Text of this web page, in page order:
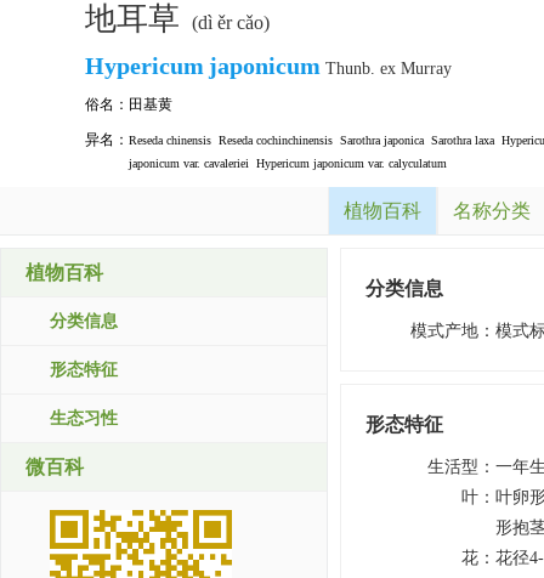
地耳草 (dì ěr cǎo)
Hypericum japonicum Thunb. ex Murray
俗名： 田基黄
异名： Reseda chinensis Reseda cochinchinensis Sarothra japonica Sarothra laxa
japonicum var. cavaleriei
Hypericum japonicum var. calyculatum
植物百科 名称分类
植物百科
分类信息
形态特征
生态习性
微百科
分类信息
模式产地 ： 模式
形态特征
生活型 ： 一年
叶 ： 叶卵
形抱
花 ： 花径